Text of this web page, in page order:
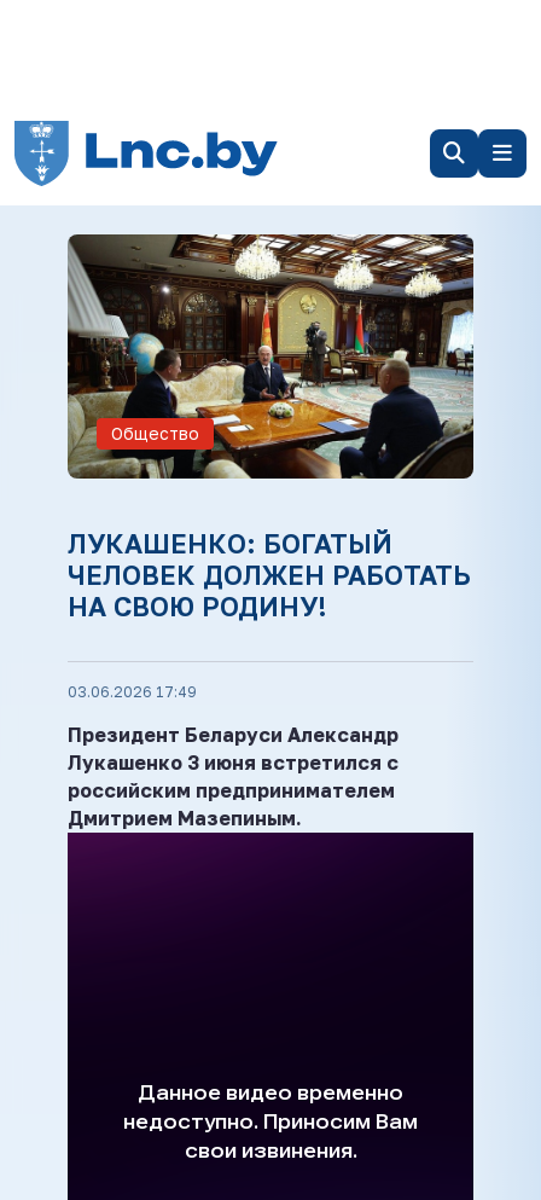
Общество
ЛУКАШЕНКО: БОГАТЫЙ
ЧЕЛОВЕК ДОЛЖЕН РАБОТАТЬ
НА СВОЮ РОДИНУ!
03.06.2026 17:49
Президент Беларуси Александр
Лукашенко 3 июня встретился с
российским предпринимателем
Дмитрием Мазепиным.